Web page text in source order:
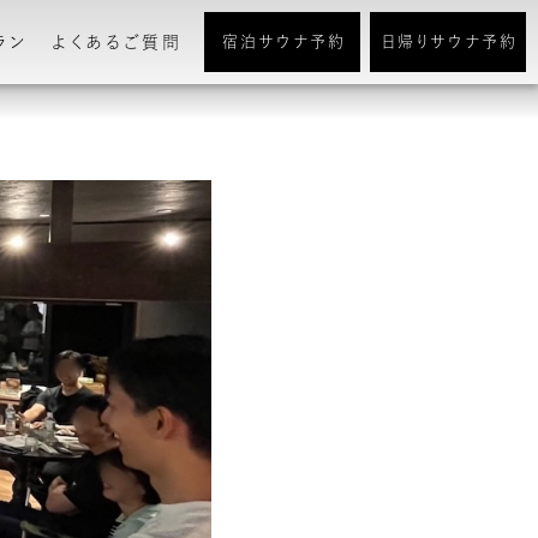
ン よくあるご質問 宿泊サウナ予約 日帰りサウナ予約